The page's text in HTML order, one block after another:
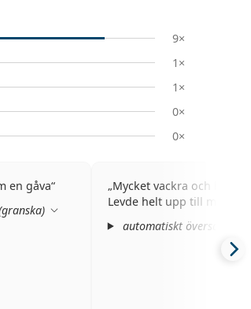
9×
1×
1×
0×
0×
en gåva
granska)
Mycket vackra och
Levde helt upp till mina
automatiskt översatt